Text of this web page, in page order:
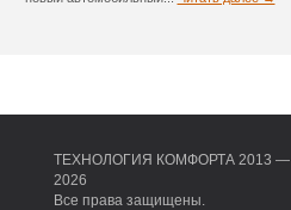
ТЕХНОЛОГИЯ КОМФОРТА 2013 —
2026
Все права защищены.